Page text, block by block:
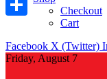
Checkout
Cart
Facebook X (Twitter)
Friday, August 7